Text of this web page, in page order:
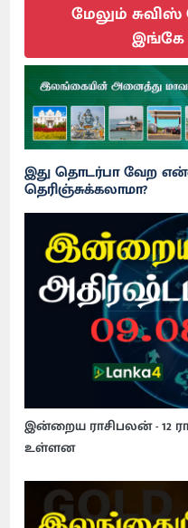
மேலும்
இங்கே
இது தொடர்பா வேற
தெரிஞ்சுக்கலாமா?
இன்றைய ராசிபலன் - 12
உள்ளன